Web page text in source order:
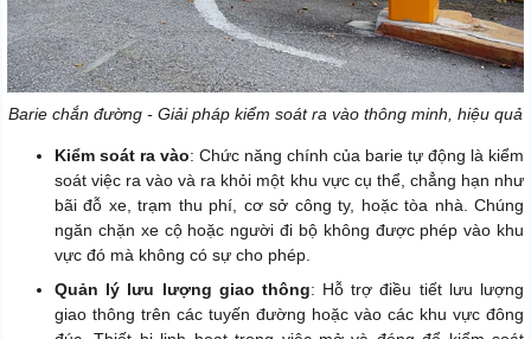
Barie chắn đường - Giải pháp kiểm soát ra vào thông minh, hiệu quả
Kiểm soát ra vào: Chức năng chính của barie tự động là kiểm
soát việc ra vào và ra khỏi một khu vực cụ thể, chẳng hạn như
bãi đỗ xe, trạm thu phí, cơ sở công ty, hoặc tòa nhà. Chúng
ngăn chặn xe cộ hoặc người đi bộ không được phép vào khu
vực đó mà không có sự cho phép.
Quản lý lưu lượng giao thông: Hỗ trợ điều tiết lưu lượng
giao thông trên các tuyến đường hoặc vào các khu vực đông